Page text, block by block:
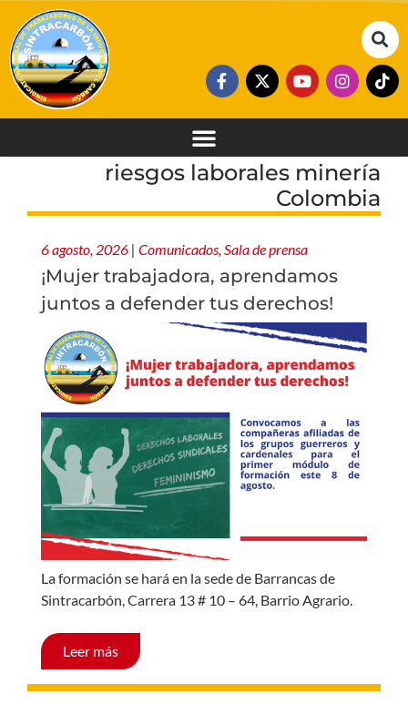
riesgos laborales minería
Colombia
6 agosto, 2026 | Comunicados, Sala de prensa
¡Mujer trabajadora, aprendamos
juntos a defender tus derechos!
La formación se hará en la sede de Barrancas de
Sintracarbón, Carrera 13 # 10 – 64, Barrio Agrario.
Leer más